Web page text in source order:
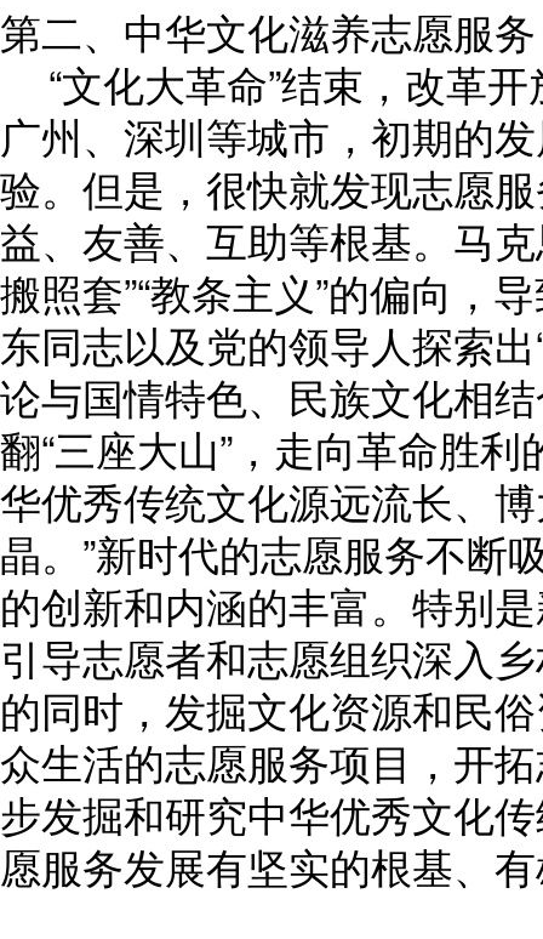
第二、中华文化滋养志愿服务
“文化大革命”结束，改革
广州、深圳等城市，初期的
验。但是，很快就发现志愿
益、友善、互助等根基。马
搬照套”“教条主义”的偏向，
东同志以及党的领导人探索
论与国情特色、民族文化相
翻“三座大山”，走向革命胜
华优秀传统文化源远流长、
晶。”新时代的志愿服务不断
的创新和内涵的丰富。特别
引导志愿者和志愿组织深入
的同时，发掘文化资源和民
众生活的志愿服务项目，开
步发掘和研究中华优秀文化
愿服务发展有坚实的根基、